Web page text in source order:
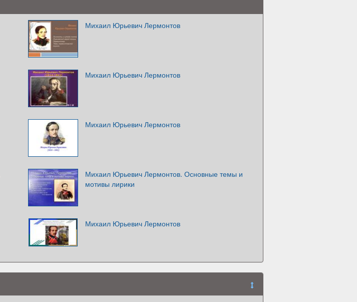
Михаил Юрьевич Лермонтов
Михаил Юрьевич Лермонтов
Михаил Юрьевич Лермонтов
Михаил Юрьевич Лермонтов. Основные темы и
мотивы лирики
Михаил Юрьевич Лермонтов